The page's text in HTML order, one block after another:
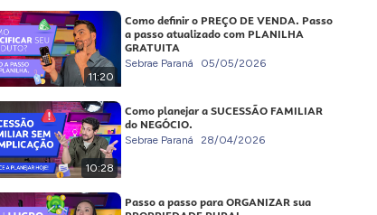
11:20
Como definir o PREÇO DE VENDA. Passo
a passo atualizado com PLANILHA
GRATUITA
Sebrae Paraná 05/05/2026
10:28
Como planejar a SUCESSÃO FAMILIAR
do NEGÓCIO.
Sebrae Paraná 28/04/2026
Passo a passo para ORGANIZAR sua